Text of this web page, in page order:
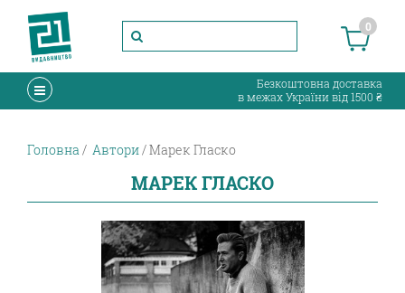
0
Безкоштовна доставка
в межах України від 1500 ₴
Головна Автори Марек Гласко
МАРЕК ГЛАСКО